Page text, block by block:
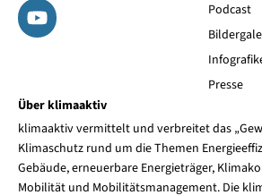
Podcast
Presse
Über klimaaktiv
klimaaktiv vermittelt und verbreitet das
Klimaschutz rund um die Themen
Gebäude, erneuerbare Energieträger,
Mobilität und Mobilitätsmanagement. Die